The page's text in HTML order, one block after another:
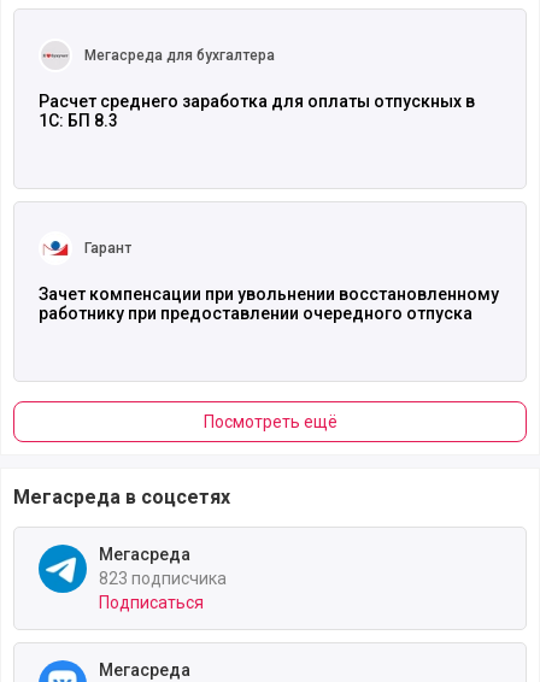
Мегасреда для бухгалтера
Расчет среднего заработка для оплаты отпускных в
1С: БП 8.3
Гарант
Зачет компенсации при увольнении восстановленному
работнику при предоставлении очередного отпуска
Посмотреть ещё
Мегасреда в соцсетях
Мегасреда
823 подписчика
Подписаться
Мегасреда